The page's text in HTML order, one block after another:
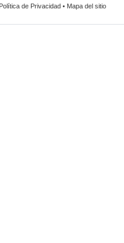
de Privacidad • Mapa del sitio